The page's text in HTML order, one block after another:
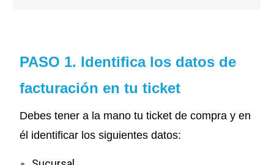
PASO 1. Identifica los datos de
facturación en tu ticket
Debes tener a la mano tu ticket de compra y en
él identificar los siguientes datos: